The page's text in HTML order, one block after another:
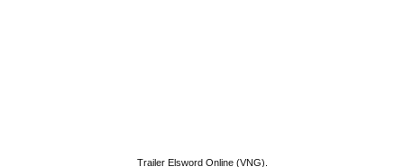
Trailer Elsword Online (VNG).